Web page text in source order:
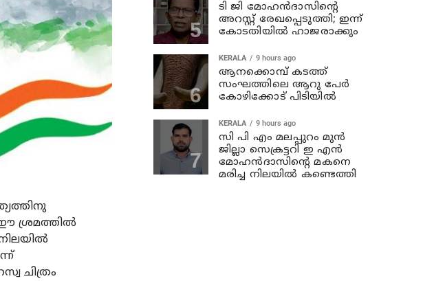
ഈ ശ്രമത്തിൽ
ചിത്രം
ടി ജി മോഹന്‍ദാസിന്റെ
അറസ്റ്റ് രേഖപ്പെടുത്തി; ഇന്ന്
കോടതിയില്‍ ഹാജരാക്കും
KERALA 9 hours ago
ആനക്കൊമ്പ് കടത്ത്
സംഘത്തിലെ ആറു പേര്‍
കോഴിക്കോട് പിടിയില്‍
KERALA 9 hours ago
സി പി എം മലപ്പുറം മുന്‍
ജില്ലാ സെക്രട്ടറി ഇ എന്‍
മോഹന്‍ദാസിന്റെ മകനെ
മരിച്ച നിലയില്‍ കണ്ടെത്തി